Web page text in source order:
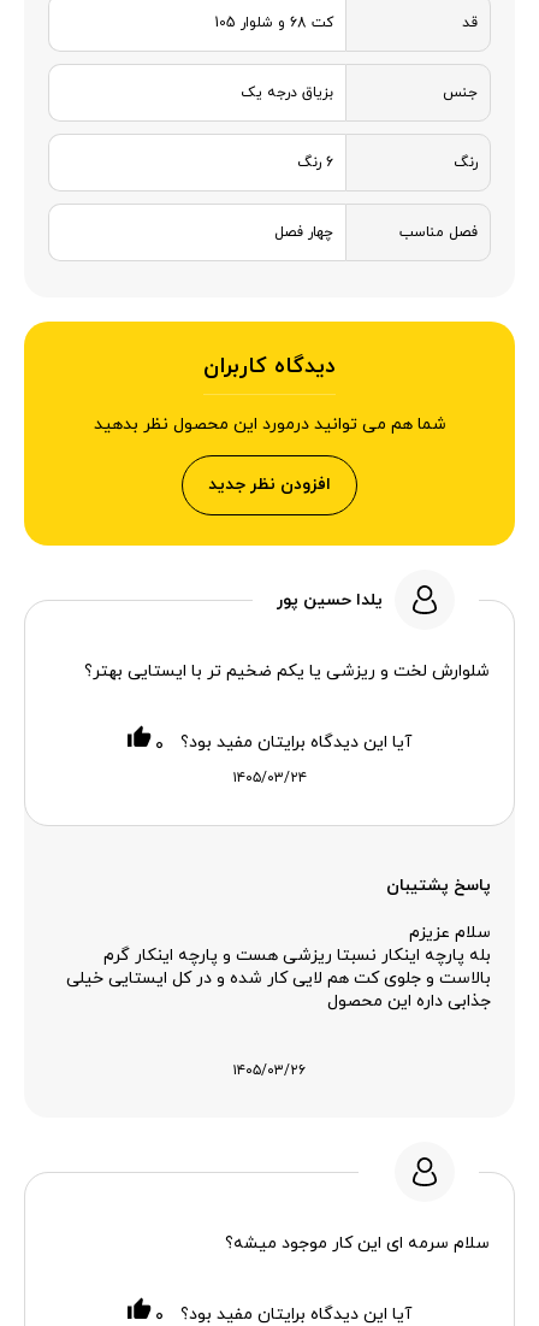
قد کت 68 و شلوار 105
جنس بزیاق درجه یک
رنگ 6 رنگ
فصل مناسب چهار فصل
دیدگاه کاربران
شما هم می توانید درمورد این محصول نظر بدهید
افزودن نظر جدید
یلدا حسین پور
شلوارش لخت و ریزشی یا یکم ضخیم تر با ایستایی بهتر؟
۱۴۰۵/۰۳/۲۴
آیا این دیدگاه برایتان مفید بود؟ ۰
پاسخ پشتیبان
سلام عزیزم
بله پارچه اینکار نسبتا ریزشی هست و پارچه اینکار گرم
بالاست و جلوی کت هم لایی کار شده و در کل ایستایی خیلی
جذابی داره این محصول
۱۴۰۵/۰۳/۲۶
سلام سرمه ای این کار موجود میشه؟
آیا این دیدگاه برایتان مفید بود؟ ۰